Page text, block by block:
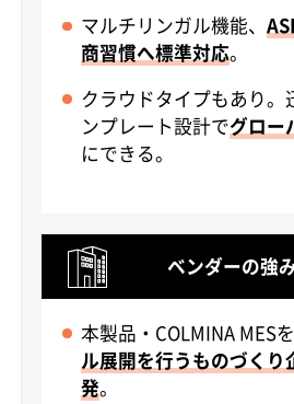
マルチリンガル機能、
商習慣へ標準対応。
クラウドタイプもあり。
ンプレート設計でグロー
にできる。
ベンダーの強
本製品・COLMINA MES
ル展開を行うものづくり
発。